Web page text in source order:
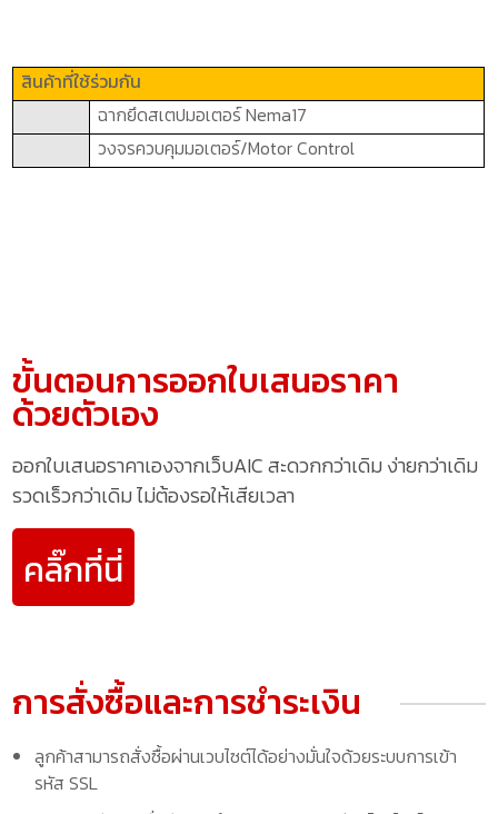
สินค้าที่ใช้ร่วมกัน
ฉากยึดสเตปมอเตอร์Nema17
วงจรควบคุมมอเตอร์/Motor Control
ขั้นตอนการออกใบเสนอราคา
ด้วยตัวเอง
ออกใบเสนอราคาเองจากเว็บAIC สะดวกกว่าเดิม ง่ายกว่าเดิม
รวดเร็วกว่าเดิม ไม่ต้องรอให้เสียเวลา
คลิ๊กที่นี่
การสั่งซื้อและการชำระเงิน
ลูกค้าสามารถสั่งซื้อผ่านเวบไซต์ได้อย่างมั่นใจด้วยระบบการเข้า
รหัส SSL